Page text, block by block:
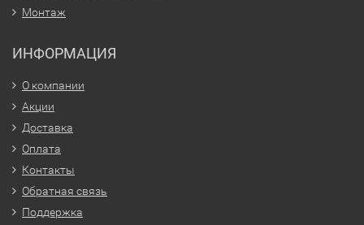
Монтаж
ИНФОРМАЦИЯ
О компании
Акции
Доставка
Оплата
Контакты
Обратная связь
Поддержка